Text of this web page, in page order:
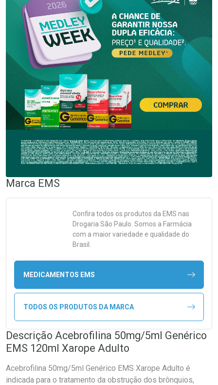
Marca EMS
Confira todos os produtos da EMS nas
Drogaria São Paulo. Somos a Farmácia
com a maior variedade e qualidade do
Brasil.
MEDICAMENTOS EMS
TODOS OS PRODUTOS DA MARCA
Descrição Acebrofilina 50mg/5ml Genérico
EMS 120ml Xarope Adulto
Acebrofilina 50mg/5ml Genérico EMS Xarope Adulto é
indicada para o tratamento da obstrução dos brônquios,